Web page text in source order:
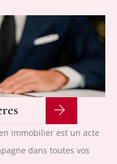
immobilier est un acte
dans toutes vos